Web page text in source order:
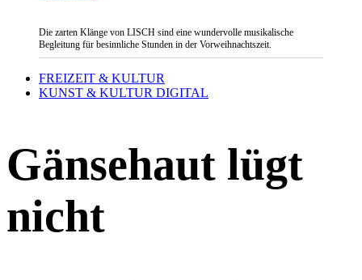
Die zarten Klänge von LISCH sind eine wundervolle musikalische
Begleitung für besinnliche Stunden in der Vorweihnachtszeit.
FREIZEIT & KULTUR
KUNST & KULTUR DIGITAL
Gänsehaut lügt
nicht